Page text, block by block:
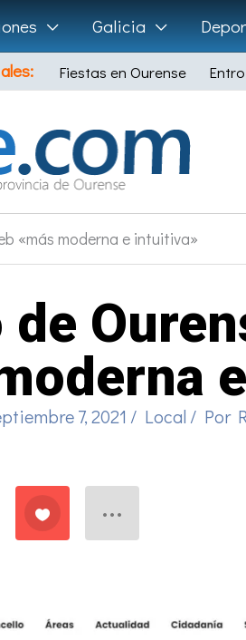
Galicia
Fiestas en Ourense
«más moderna e intuitiva»
7, 2021 / Local / Por